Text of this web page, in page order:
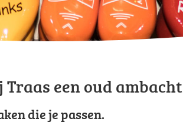
een oud
die je passen.